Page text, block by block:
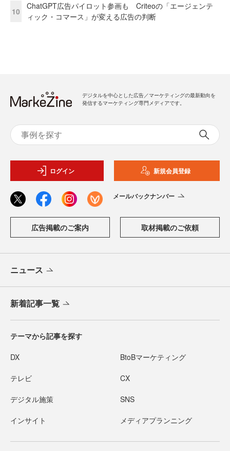
10
ChatGPT広告パイロット参画も Criteoの「エージェンテ
ィック・コマース」が変える広告の判断
デジタルを中心とした広告／マーケティングの最新動向を
発信するマーケティング専門メディアです。
ログイン 新規会員登録
メールバックナンバー
広告掲載のご案内 取材掲載のご依頼
ニュース
新着記事一覧
テーマから記事を探す
DX BtoBマーケティング
テレビ CX
デジタル施策 SNS
インサイト メディアプランニング